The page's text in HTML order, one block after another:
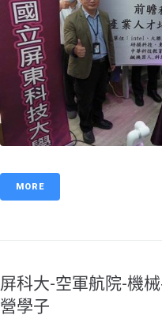
MORE
屏科大-空軍航院-機
營學子